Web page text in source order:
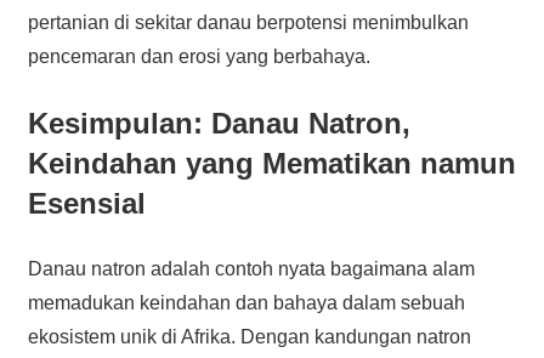
pertanian di sekitar danau berpotensi menimbulkan
pencemaran dan erosi yang berbahaya.
Kesimpulan: Danau Natron,
Keindahan yang Mematikan namun
Esensial
Danau natron adalah contoh nyata bagaimana alam
memadukan keindahan dan bahaya dalam sebuah
ekosistem unik di Afrika. Dengan kandungan natron